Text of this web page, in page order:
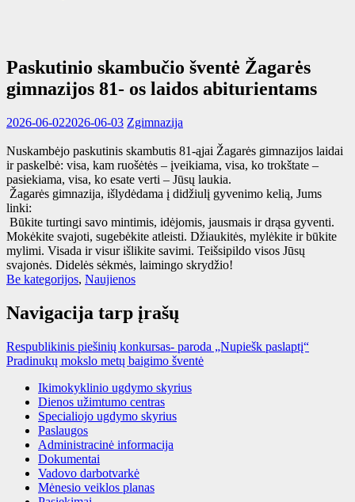
Paskutinio skambučio šventė Žagarės
gimnazijos 81- os laidos abiturientams
2026-06-022026-06-03 Zgimnazija
Nuskambėjo paskutinis skambutis 81-ąjai Žagarės gimnazijos laidai
ir paskelbė: visa, kam ruošėtės – įveikiama, visa, ko trokštate –
pasiekiama, visa, ko esate verti – Jūsų laukia.
Žagarės gimnazija, išlydėdama į didžiulį gyvenimo kelią, Jums
linki:
Būkite turtingi savo mintimis, idėjomis, jausmais ir drąsa gyventi.
Mokėkite svajoti, sugebėkite atleisti. Džiaukitės, mylėkite ir būkite
mylimi. Visada ir visur išlikite savimi. Teišsipildo visos Jūsų
svajonės. Didelės sėkmės, laimingo skrydžio!
Be kategorijos, Naujienos
Navigacija tarp įrašų
Respublikinis piešinių konkursas- paroda „Nupiešk paslaptį“
Pradinukų mokslo metų baigimo šventė
Ikimokyklinio ugdymo skyrius
Dienos užimtumo centras
Specialiojo ugdymo skyrius
Paslaugos
Administracinė informacija
Dokumentai
Vadovo darbotvarkė
Mėnesio veiklos planas